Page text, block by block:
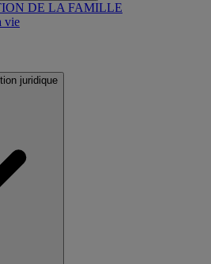
DE LA FAMILLE
vie
juridique